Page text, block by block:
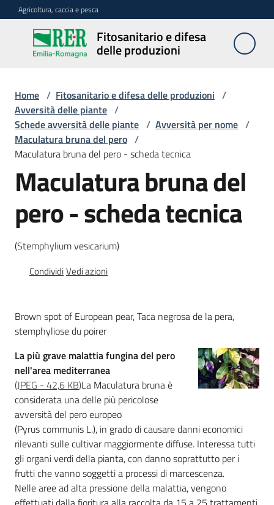
Vai al contenuto
Vai alla navigazione
Vai al footer
Agricoltura, caccia e pesca
Fitosanitario e difesa
delle produzioni
Fitosanitario
e difesa
produzioni
Avversità
delle
piante
Sorveglianza
Difesa
Vivaismo
sementi
Import-
Export
Home / Fitosanitario e difesa delle produzioni /
Avversità delle piante /
Schede avversità delle piante / Avversità per nome /
Maculatura bruna del pero /
Maculatura bruna del pero - scheda tecnica
Maculatura bruna del
pero - scheda tecnica
(Stemphylium vesicarium)
CondividiVedi azioni
Brown spot of European pear, Taca negrosa de la pera,
stemphyliose du poirer
La più grave malattia fungina del pero
nell'area mediterranea
(JPEG - 42,6 KB)La Maculatura bruna è
considerata una delle più pericolose
avversità del pero europeo
(Pyrus communis L.), in grado di causare danni economici
rilevanti sulle cultivar maggiormente diffuse. Interessa tutti
gli organi verdi della pianta, con danno soprattutto per i
frutti che vanno soggetti a processi di marcescenza.
Nelle aree ad alta pressione della malattia, vengono